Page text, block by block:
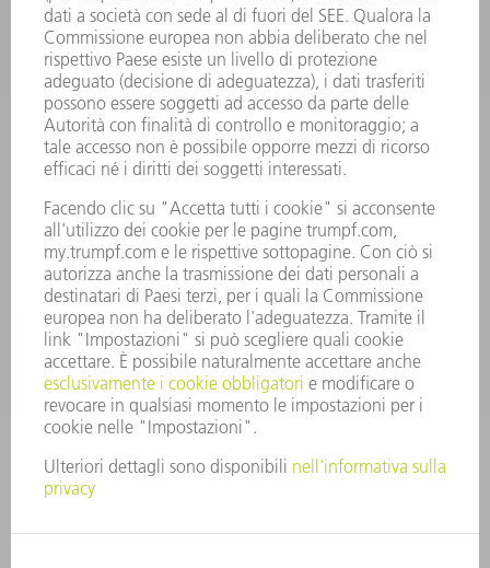
INFORMAZIONE
Domande frequenti
Condizioni generali di contratto
CONTATTO
RICAMBI TRUMPF ITALIA
lunedì a venerdì: 08:30 – 18:00
ricambi@trumpf.com
CONTATTO
UTENSILI TRUMPF ITALIA
+39 02 48489482
lunedì a venerdì: 08:00 – 18:00
utensili@trumpf.com